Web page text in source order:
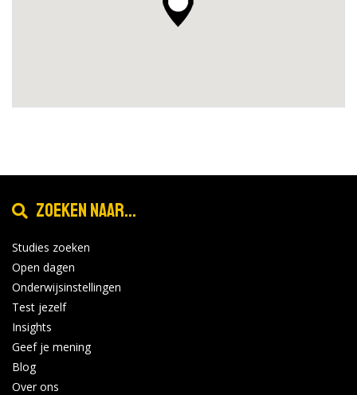
Zoeken naar...
Studies zoeken
Open dagen
Onderwijsinstellingen
Test jezelf
Insights
Geef je mening
Blog
Over ons